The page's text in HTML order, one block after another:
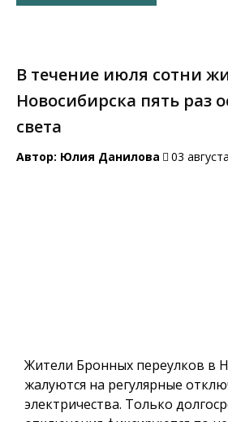
В течение июля сотни
Новосибирска пять раз
света
Автор: Юлия Данилова 03
Жители Бронных переулков в
жалуются на регулярные
электричества. Только